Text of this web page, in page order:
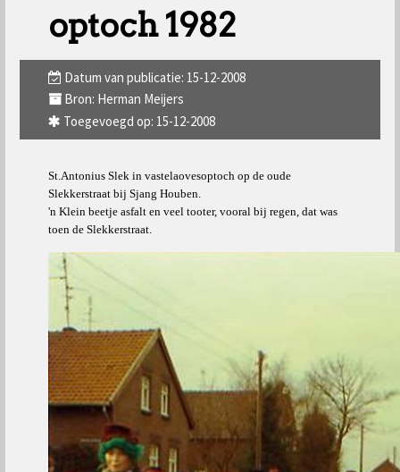
optoch 1982
Datum van publicatie: 15-12-2008
Bron: Herman Meijers
Toegevoegd op: 15-12-2008
St.Antonius Slek in vastelaovesoptoch op de oude
Slekkerstraat bij Sjang Houben.
'n Klein beetje asfalt en veel tooter, vooral bij regen, dat was
toen de Slekkerstraat.